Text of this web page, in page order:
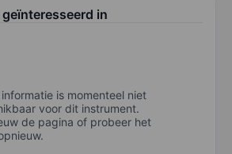
in
is momenteel niet
voor dit instrument.
de pagina of probeer het